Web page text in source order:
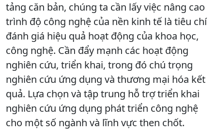
tảng căn bản, chúng ta cần lấy việc nâng cao
trình độ công nghệ của nền kinh tế là tiêu chí
đánh giá hiệu quả hoạt động của khoa học,
công nghệ. Cần đẩy mạnh các hoạt động
nghiên cứu, triển khai, trong đó chú trọng
nghiên cứu ứng dụng và thương mại hóa kết
quả. Lựa chọn và tập trung hỗ trợ triển khai
nghiên cứu ứng dụng phát triển công nghệ
cho một số ngành và lĩnh vực then chốt.